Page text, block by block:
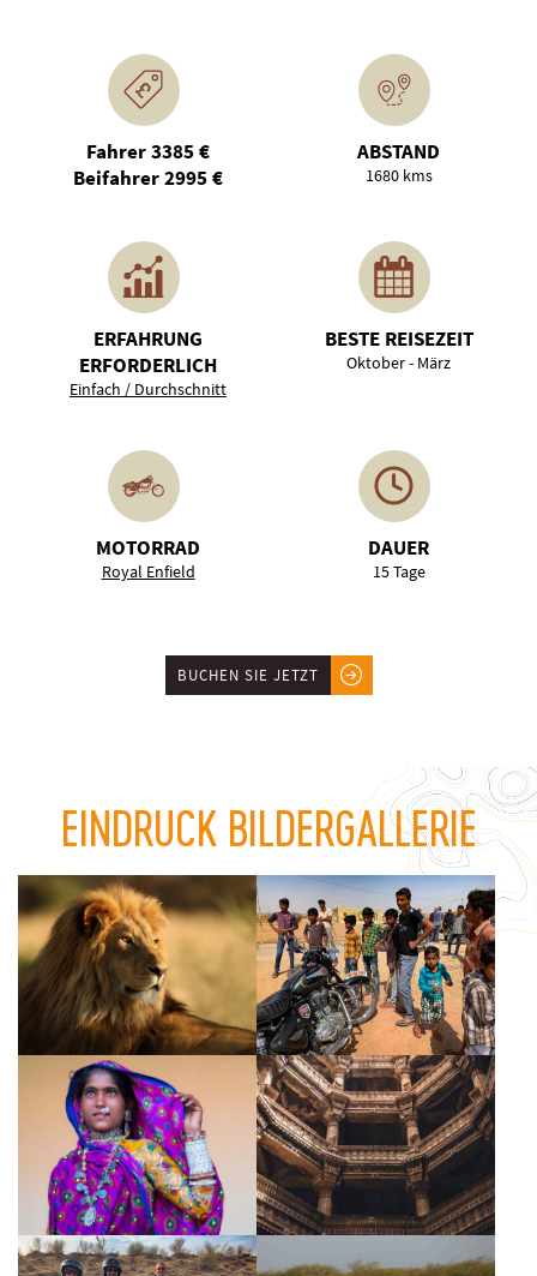
Fahrer 3385 €
Beifahrer 2995 €
ABSTAND
1680 kms
ERFAHRUNG
ERFORDERLICH
Einfach / Durchschnitt
BESTE REISEZEIT
Oktober - März
MOTORRAD
Royal Enfield
DAUER
15 Tage
BUCHEN SIE JETZT
EINDRUCK BILDERGALLERIE